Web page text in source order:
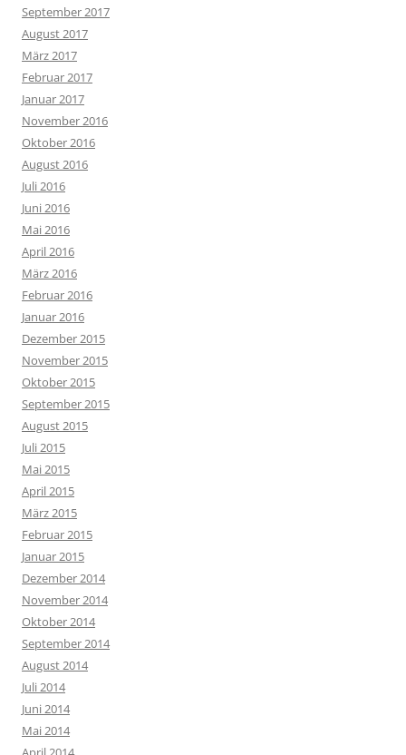
September 2017
August 2017
März 2017
Februar 2017
Januar 2017
November 2016
Oktober 2016
August 2016
Juli 2016
Juni 2016
Mai 2016
April 2016
März 2016
Februar 2016
Januar 2016
Dezember 2015
November 2015
Oktober 2015
September 2015
August 2015
Juli 2015
Mai 2015
April 2015
März 2015
Februar 2015
Januar 2015
Dezember 2014
November 2014
Oktober 2014
September 2014
August 2014
Juli 2014
Juni 2014
Mai 2014